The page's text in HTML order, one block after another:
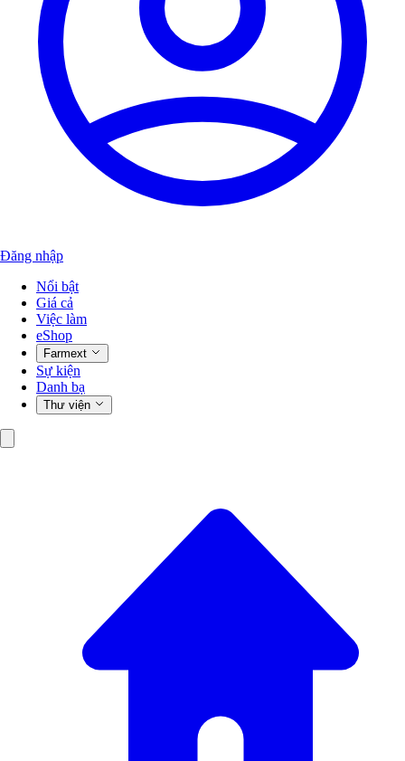
Đăng nhập
Nổi bật
Giá cả
Việc làm
eShop
Farmext
Sự kiện
Danh bạ
Thư viện